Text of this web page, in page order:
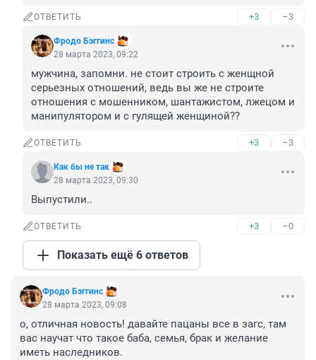
ОТВЕТИТЬ +3 –3
Фродо Бэггинс
28 марта 2023, 09:22
мужчина, запомни. не стоит строить с женщной
серьезных отношений, ведь вы же не строите
отношения с мошенником, шантажистом, лжецом и
манипулятором и с гулящей женщиной??
ОТВЕТИТЬ +3 –3
Как бы не так
28 марта 2023, 09:30
Выпустили..
ОТВЕТИТЬ +3 –0
Показать ещё 6 ответов
Фродо Бэггинс
28 марта 2023, 09:08
о, отличная новость! давайте пацаны все в загс, там
вас научат что такое баба, семья, брак и желание
иметь наследников.